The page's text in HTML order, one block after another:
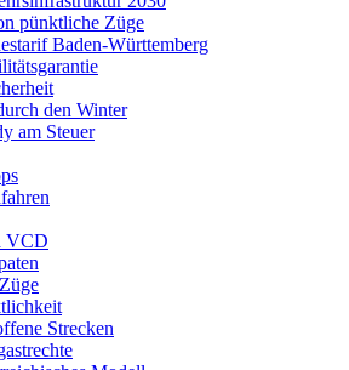
pünktliche Züge
Baden-Württemberg
den Winter
am Steuer
VCD
Strecken